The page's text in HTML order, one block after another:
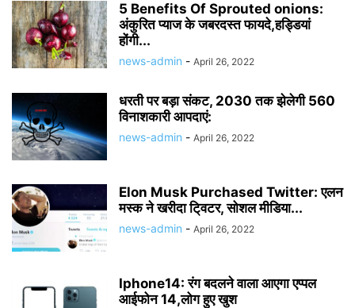
5 Benefits Of Sprouted onions:
अंकुरित प्याज के जबरदस्त फायदे,हड्डियां
होंगी...
news-admin - April 26, 2022
धरती पर बड़ा संकट, 2030 तक झेलेगी 560
विनाशकारी आपदाएं:
news-admin - April 26, 2022
Elon Musk Purchased Twitter: एलन
मस्क ने खरीदा टि्वटर, सोशल मीडिया...
news-admin - April 26, 2022
Iphone14: रंग बदलने वाला आएगा एप्पल
आईफोन 14,लोग हुए खुश